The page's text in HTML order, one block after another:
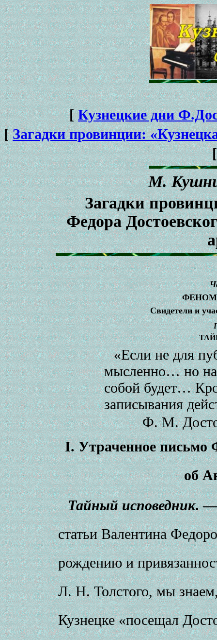
[Кузнецкие дни
[Загадки провинции:
М.
Загадки
Федора
Свидетели и
«Если не для
мысленно… но
собой будет…
записывания
Ф. М.
I. Утраченное
об
Тайный исповедник.
статьи Валентина
рождению и
Л. Н. Толстого, мы
Кузнецке «посещал